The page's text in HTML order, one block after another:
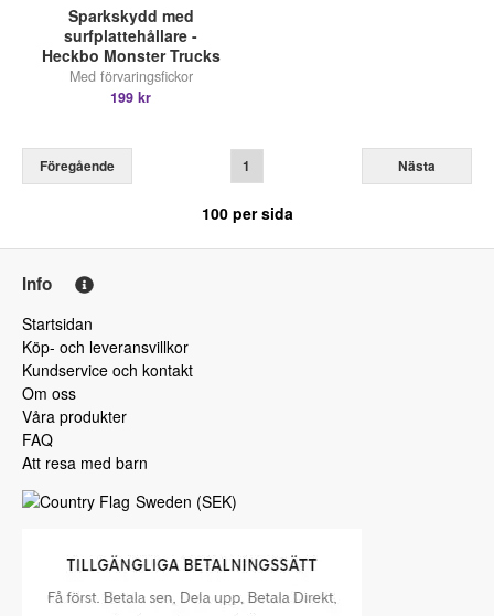
Sparkskydd med
surfplattehållare -
Heckbo Monster Trucks
Med förvaringsfickor
199 kr
Föregående 1 Nästa
100 per sida
Info
Startsidan
Köp- och leveransvillkor
Kundservice och kontakt
Om oss
Våra produkter
FAQ
Att resa med barn
Sweden (SEK)